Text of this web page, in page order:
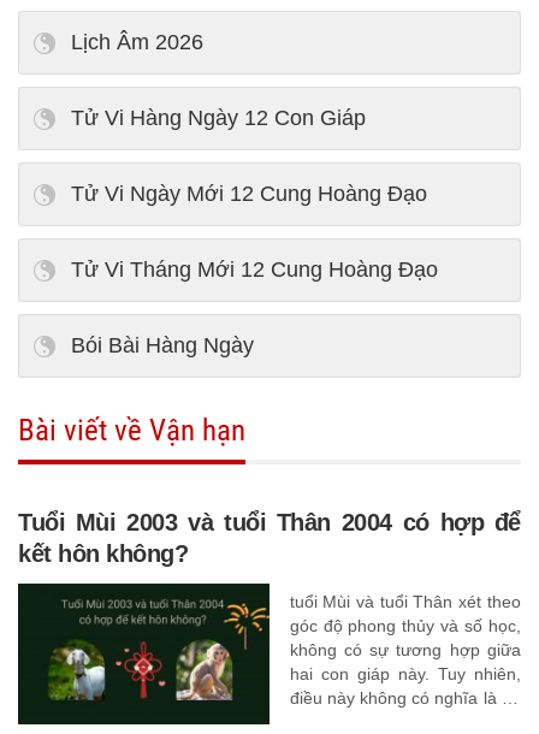
Lịch Âm 2026
Tử Vi Hàng Ngày 12 Con Giáp
Tử Vi Ngày Mới 12 Cung Hoàng Đạo
Tử Vi Tháng Mới 12 Cung Hoàng Đạo
Bói Bài Hàng Ngày
Bài viết về Vận hạn
Tuổi Mùi 2003 và tuổi Thân 2004 có hợp để
kết hôn không?
tuổi Mùi và tuổi Thân xét theo
góc độ phong thủy và số học,
không có sự tương hợp giữa
hai con giáp này. Tuy nhiên,
điều này không có nghĩa là họ